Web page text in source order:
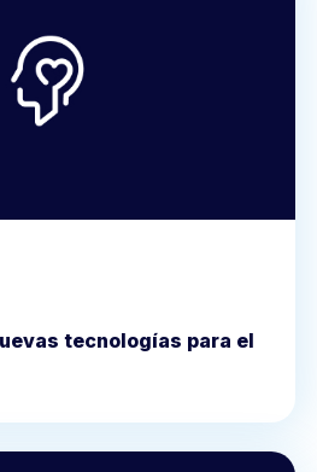
tecnologías para el